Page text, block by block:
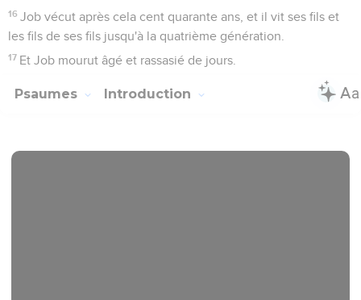
16 Job vécut après cela cent quarante ans, et il vit ses fils et
les fils de ses fils jusqu'à la quatrième génération.
17 Et Job mourut âgé et rassasié de jours.
Psaumes Introduction